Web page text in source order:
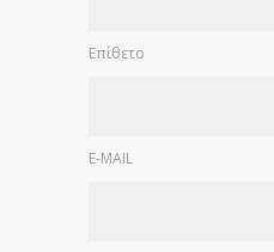
Επίθετο
E-MAIL